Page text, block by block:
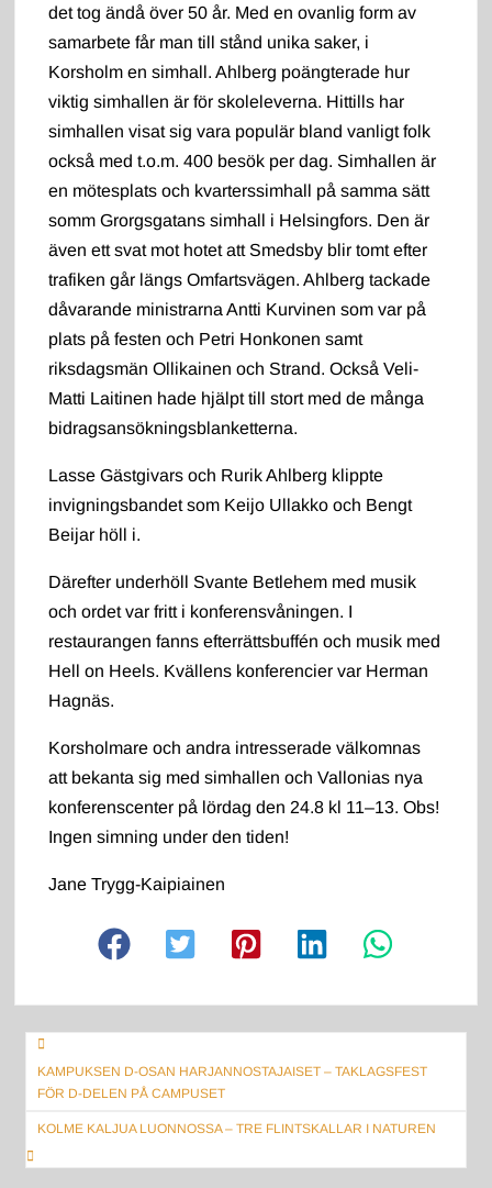
det tog ändå över 50 år. Med en ovanlig form av
samarbete får man till stånd unika saker, i
Korsholm en simhall. Ahlberg poängterade hur
viktig simhallen är för skoleleverna. Hittills har
simhallen visat sig vara populär bland vanligt folk
också med t.o.m. 400 besök per dag. Simhallen är
en mötesplats och kvarterssimhall på samma sätt
somm Grorgsgatans simhall i Helsingfors. Den är
även ett svat mot hotet att Smedsby blir tomt efter
trafiken går längs Omfartsvägen. Ahlberg tackade
dåvarande ministrarna Antti Kurvinen som var på
plats på festen och Petri Honkonen samt
riksdagsmän Ollikainen och Strand. Också Veli-
Matti Laitinen hade hjälpt till stort med de många
bidragsansökningsblanketterna.
Lasse Gästgivars och Rurik Ahlberg klippte
invigningsbandet som Keijo Ullakko och Bengt
Beijar höll i.
Därefter underhöll Svante Betlehem med musik
och ordet var fritt i konferensvåningen. I
restaurangen fanns efterrättsbuffén och musik med
Hell on Heels. Kvällens konferencier var Herman
Hagnäs.
Korsholmare och andra intresserade välkomnas
att bekanta sig med simhallen och Vallonias nya
konferenscenter på lördag den 24.8 kl 11–13. Obs!
Ingen simning under den tiden!
Jane Trygg-Kaipiainen
Artikkelien
selaus
KAMPUKSEN D-OSAN HARJANNOSTAJAISET – TAKLAGSFEST
FÖR D-DELEN PÅ CAMPUSET
KOLME KALJUA LUONNOSSA – TRE FLINTSKALLAR I NATUREN